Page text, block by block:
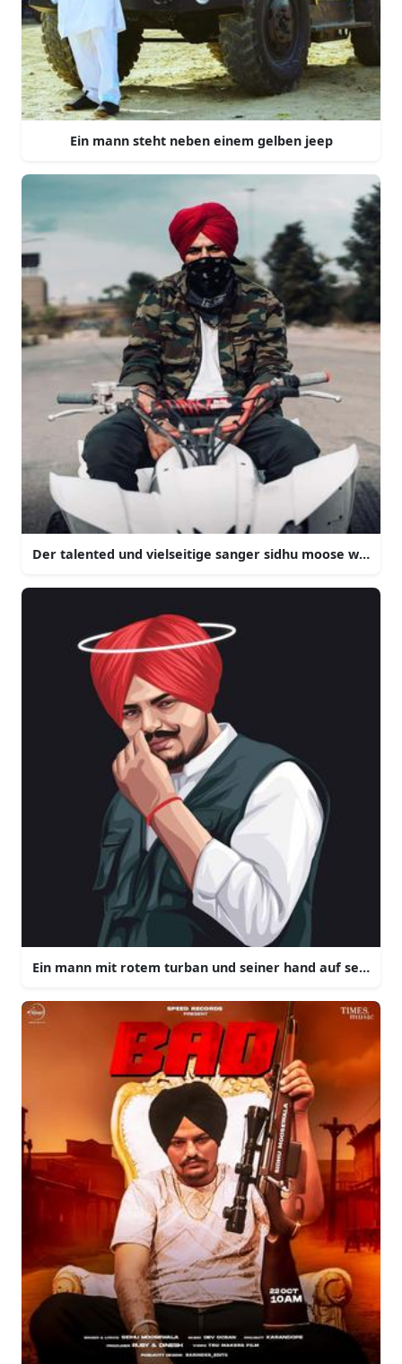
Ein mann steht neben einem gelben jeep
Der talented und vielseitige sanger sidhu moose wala
Ein mann mit rotem turban und seiner hand auf seinem